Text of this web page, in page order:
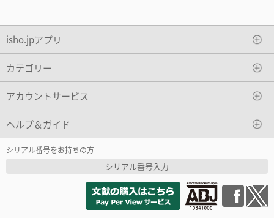
isho.jpアプリ
カテゴリー
アカウントサービス
ヘルプ＆ガイド
シリアル番号をお持ちの方
シリアル番号入力